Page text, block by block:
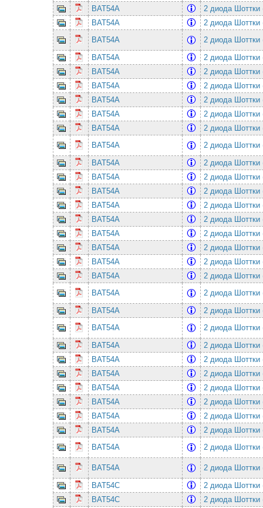
BAT54A
2 диода
BAT54A
2 диода
BAT54A
2 диода
BAT54A
2 диода
BAT54A
2 диода
BAT54A
2 диода
BAT54A
2 диода
BAT54A
2 диода
BAT54A
2 диода
BAT54A
2 диода
BAT54A
2 диода
BAT54A
2 диода
BAT54A
2 диода
BAT54A
2 диода
BAT54A
2 диода
BAT54A
2 диода
BAT54A
2 диода
BAT54A
2 диода
BAT54A
2 диода
BAT54A
2 диода
BAT54A
2 диода
BAT54A
2 диода
BAT54A
2 диода
BAT54A
2 диода
BAT54A
2 диода
BAT54A
2 диода
BAT54A
2 диода
BAT54A
2 диода
BAT54A
2 диода
BAT54A
2 диода
BAT54A
2 диода
BAT54C
2 диода
BAT54C
2 диода